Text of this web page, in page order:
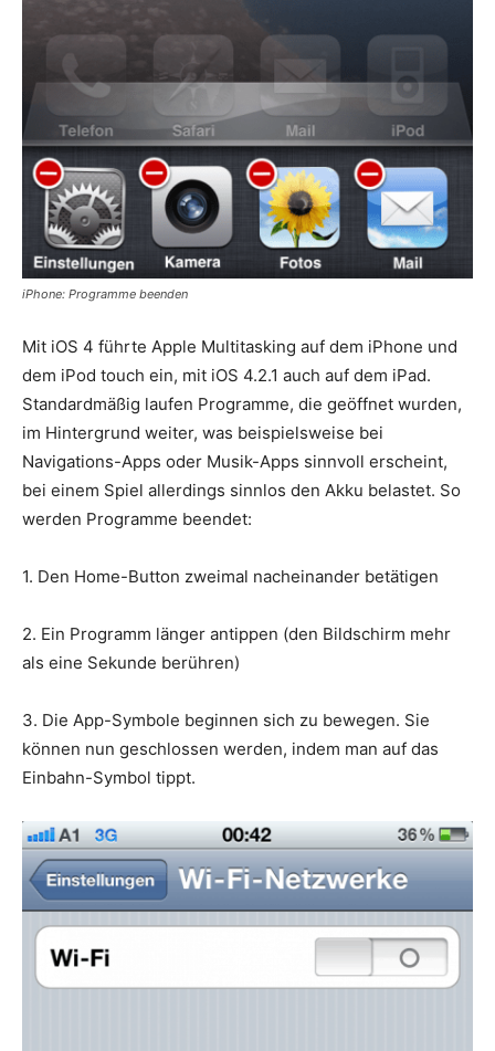
iPhone: Programme beenden
Mit iOS 4 führte Apple Multitasking auf dem iPhone und
dem iPod touch ein, mit iOS 4.2.1 auch auf dem iPad.
Standardmäßig laufen Programme, die geöffnet wurden,
im Hintergrund weiter, was beispielsweise bei
Navigations-Apps oder Musik-Apps sinnvoll erscheint,
bei einem Spiel allerdings sinnlos den Akku belastet. So
werden Programme beendet:
1. Den Home-Button zweimal nacheinander betätigen
2. Ein Programm länger antippen (den Bildschirm mehr
als eine Sekunde berühren)
3. Die App-Symbole beginnen sich zu bewegen. Sie
können nun geschlossen werden, indem man auf das
Einbahn-Symbol tippt.